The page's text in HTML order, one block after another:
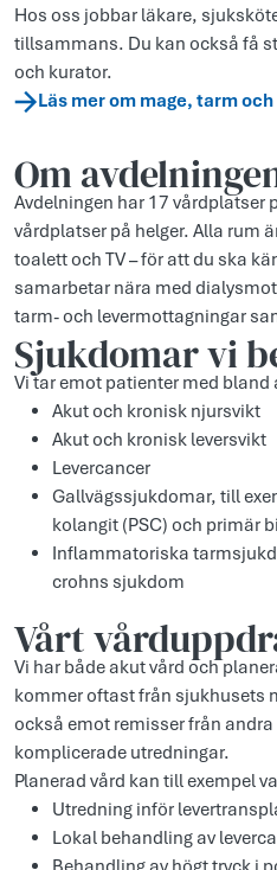
Hos oss jobbar läkare,
tillsammans. Du kan också få
och kurator.
Läs mer om mage, tarm
Om
Avdelningen har 17 vårdplatser
vårdplatser på helger. Alla rum
toalett och TV – för att du ska
samarbetar nära med
tarm- och levermottagningar
Sjukdomar vi
Vi tar emot patienter med bland
Akut och kronisk njursvikt
Akut och kronisk leversvikt
Levercancer
Gallvägssjukdomar, till
kolangit (PSC) och primär
Inflammatoriska
crohns sjukdom
Vårt
Vi har både akut vård och
kommer oftast från sjukhusets
också emot remisser från
komplicerade utredningar.
Planerad vård kan till exempel
Utredning inför
Lokal behandling av